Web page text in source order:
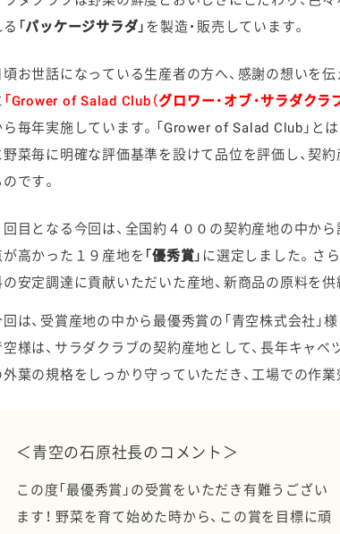
インケミカル
る 「パッケージサラダ」 を製造・販売しています。
頃お世話になっている生産者の方へ、感謝の想いを
「Grower of Salad Club（グロワー・オブ・サラダクラブ
ら毎年実施しています。「Grower of Salad Club」と
野菜毎に明確な評価基準を設けて品位を評価し、契
です。
回目となる今回は、全国約４００の契約産地の中か
が高かった１９産地を 「優秀賞」 に選定しました。さ
の安定調達に貢献いただいた産地、新商品の原料を
は、受賞産地の中から最優秀賞の「青空株式会社」様
空様は、サラダクラブの契約産地として、長年キャ
外葉の規格をしっかり守っていただき、工場での作
＜青空の石原社長のコメント＞
この度「最優秀賞」の受賞をいただき有難うござい
ます！ 野菜を育て始めた時から、この賞を目標に頑